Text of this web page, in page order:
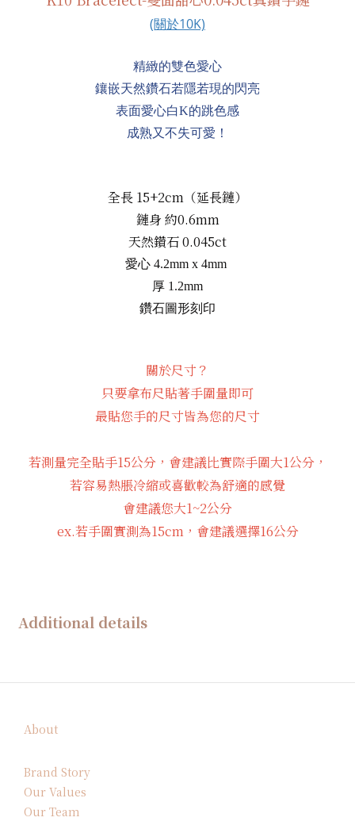
(關於10K)
精緻的雙色愛心
鑲嵌天然鑽石若隱若現的閃亮
表面愛心白K的跳色感
成熟又不失可愛！
全長 15+2cm（延長鏈）
鏈身 約0.6mm
天然鑽石 0.045ct
愛心 4.2mm x 4mm
厚 1.2mm
鑽石圖形刻印
關於尺寸？
只要拿布尺貼著手圍量即可
最貼您手的尺寸皆為您的尺寸
若測量完全貼手15公分，會建議比實際手圍大1公分，
若容易熱脹冷縮或喜歡較為舒適的感覺
會建議您大1~2公分
ex.若手圍實測為15cm，會建議選擇16公分
Additional details
About
Brand Story
Our Values
Our Team